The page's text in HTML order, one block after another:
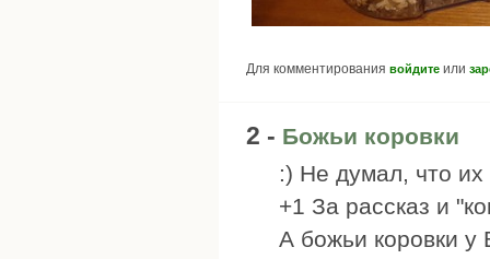
Для комментирования войдите или
2 - Божьи коровки
:) Не думал, что
+1 За рассказ и
А божьи коровки